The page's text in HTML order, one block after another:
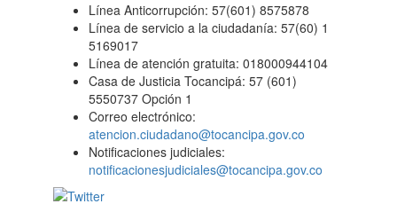
Línea Anticorrupción: 57(601) 8575878
Línea de servicio a la ciudadanía: 57(60) 1
5169017
Línea de atención gratuita: 018000944104
Casa de Justicia Tocancipá: 57 (601)
5550737 Opción 1
Correo electrónico:
atencion.ciudadano@tocancipa.gov.co
Notificaciones judiciales:
notificacionesjudiciales@tocancipa.gov.co